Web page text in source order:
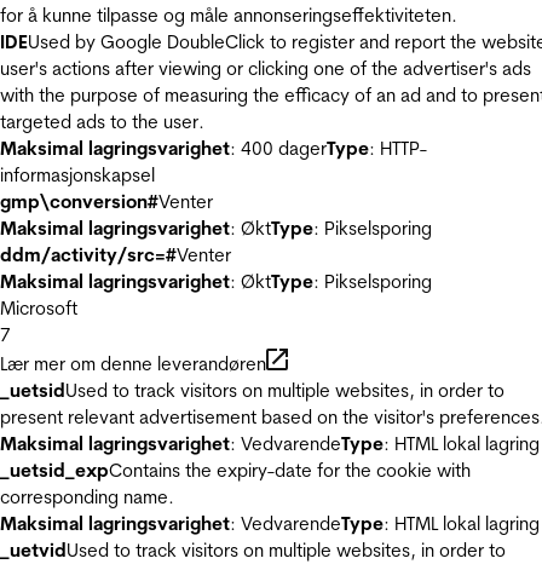
for å kunne tilpasse og måle annonseringseffektiviteten.
IDEUsed by Google DoubleClick to register and report the
user's actions after viewing or clicking one of the advertiser's ads
with the purpose of measuring the efficacy of an ad and to
targeted ads to the user.
Maksimal lagringsvarighet: 400 dagerType: HTTP-
informasjonskapsel
gmp\conversion#Venter
Maksimal lagringsvarighet: ØktType: Pikselsporing
ddm/activity/src=#Venter
Maksimal lagringsvarighet: ØktType: Pikselsporing
Microsoft
7
Lær mer om denne leverandøren
_uetsidUsed to track visitors on multiple websites, in order to
present relevant advertisement based on the visitor's
Maksimal lagringsvarighet: VedvarendeType: HTML lokal lagring
_uetsid_expContains the expiry-date for the cookie with
corresponding name.
Maksimal lagringsvarighet: VedvarendeType: HTML lokal lagring
_uetvidUsed to track visitors on multiple websites, in order to